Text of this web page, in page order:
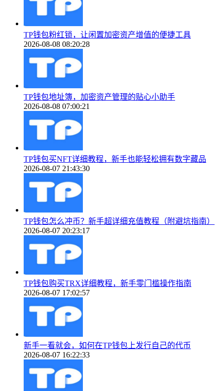
TP钱包粉红锁，让闲置加密资产增值的便捷工具
2026-08-08 08:20:28
TP钱包地址簿，加密资产管理的贴心小助手
2026-08-08 07:00:21
TP钱包买NFT详细教程，新手也能轻松拥有数字藏品
2026-08-07 21:43:30
TP钱包怎么冲币？新手超详细充值教程（附避坑指南）
2026-08-07 20:23:17
TP钱包购买TRX详细教程，新手零门槛操作指南
2026-08-07 17:02:57
新手一看就会，如何在TP钱包上发行自己的代币
2026-08-07 16:22:33